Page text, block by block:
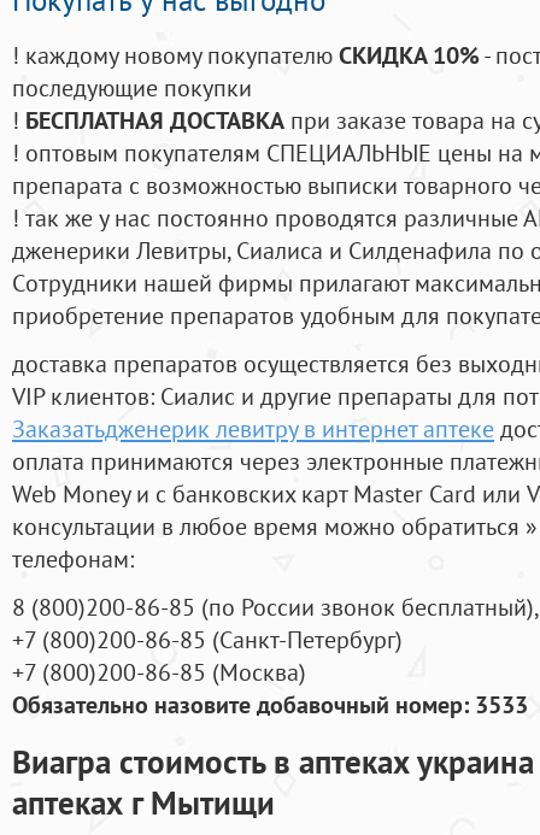
! каждому новому покупателюСКИДКА 10%-
последующие покупки
! БЕСПЛАТНАЯ ДОСТАВКА при заказе товара на
! оптовым покупателям СПЕЦИАЛЬНЫЕ цены на
препарата с возможностью выписки товарного
! так же у нас постоянно проводятся
дженерики Левитры, Сиалиса и Силденафила по
Cотрудники нашей фирмы прилагают
приобретение препаратов удобным для
доставка препаратов осуществляется без
VIP клиентов: Сиалис и другие препараты для
Заказатьдженерик левитру в интернет аптеке
оплата принимаются через электронные
Web Money и с банковских карт Master Card или
консультации в любое время можно обратиться
телефонам:
8 (800)200-86-85 (по России звонок бесплатный),
+7 (800)200-86-85 (Санкт-Петербург)
+7 (800)200-86-85 (Москва)
Обязательно назовите добавочный номер: 3533
Виагра стоимость в аптеках
аптеках г Мытищи